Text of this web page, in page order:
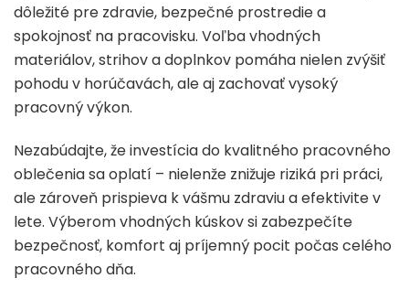
dôležité pre zdravie, bezpečné prostredie a
spokojnosť na pracovisku. Voľba vhodných
materiálov, strihov a doplnkov pomáha nielen zvýšiť
pohodu v horúčavách, ale aj zachovať vysoký
pracovný výkon.
Nezabúdajte, že investícia do kvalitného pracovného
oblečenia sa oplatí – nielenže znižuje riziká pri práci,
ale zároveň prispieva k vášmu zdraviu a efektivite v
lete. Výberom vhodných kúskov si zabezpečíte
bezpečnosť, komfort aj príjemný pocit počas celého
pracovného dňa.